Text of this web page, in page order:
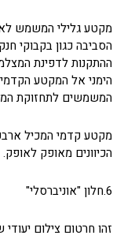
מקטע גלילי המשמש
הסביבה כגון בקבוקי
ההתקנות לדפינת
הימני אל המקטע
המשמשים לתחזוקת
מקטע קדמי המכיל
הכיוונים מאופק לאופק.
6.חלון "אוניברסלי"